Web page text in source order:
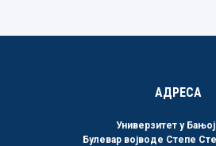
АДРЕСА
Универзитет у
Булевар војводе Степе